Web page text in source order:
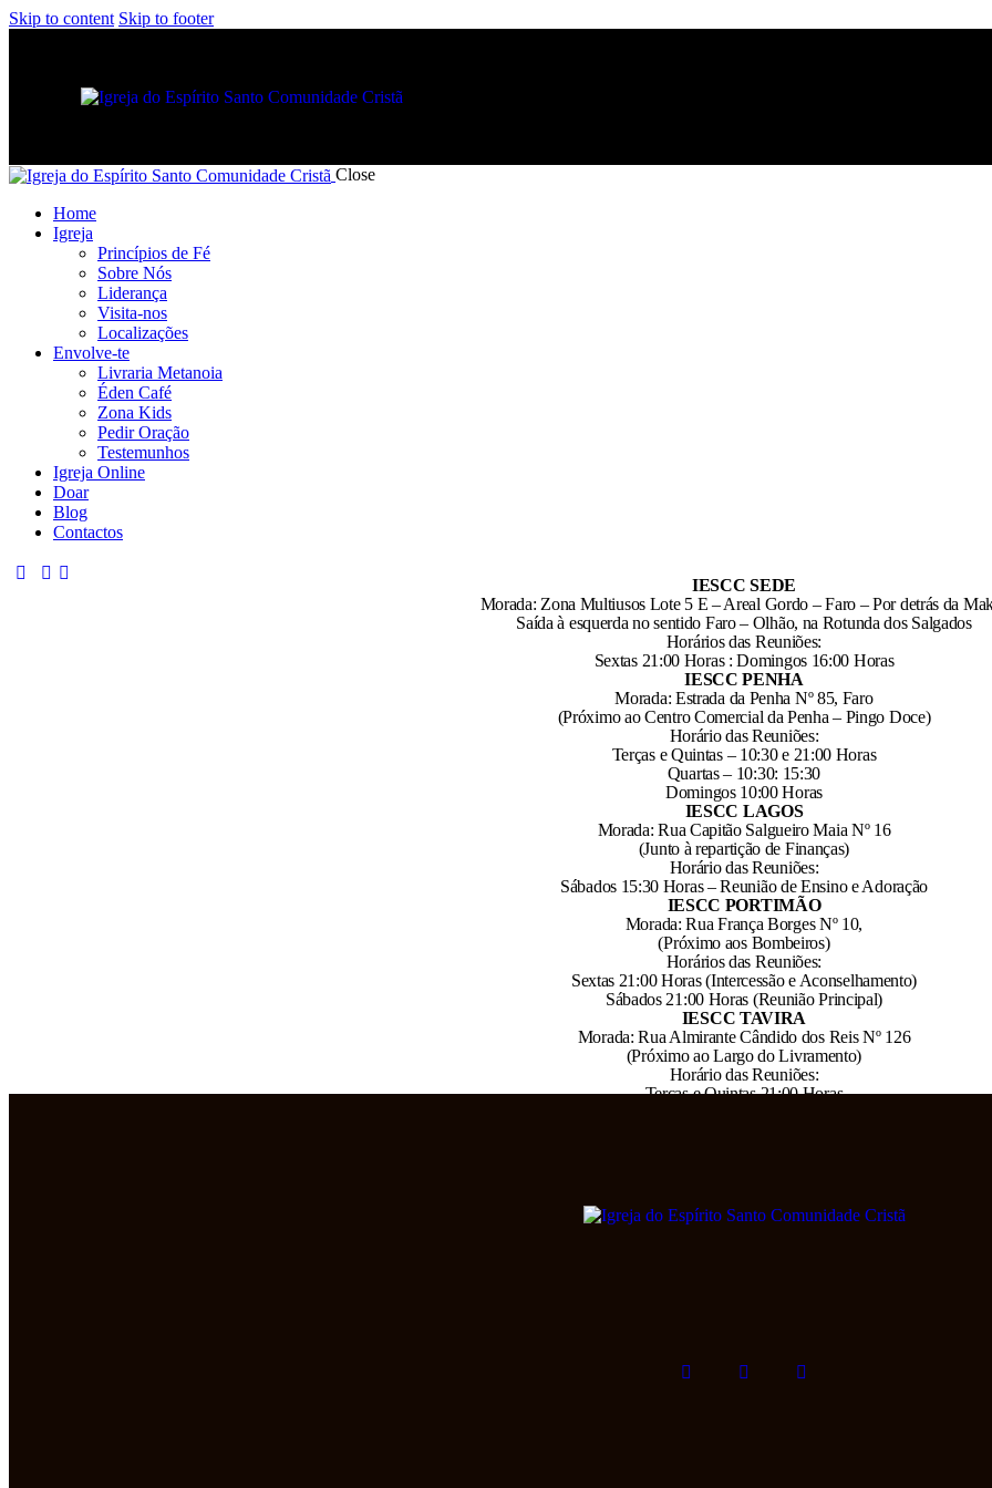
Skip to content Skip to footer
Close
Home
Igreja
Princípios de Fé
Sobre Nós
Liderança
Visita-nos
Localizações
Envolve-te
Livraria Metanoia
Éden Café
Zona Kids
Pedir Oração
Testemunhos
Igreja Online
Doar
Blog
Contactos
IESCC SEDE
Morada: Zona Multiusos Lote 5 E – Areal Gordo – Faro – Por detrás da
Saída à esquerda no sentido Faro – Olhão, na Rotunda dos Salgados
Horários das Reuniões:
Sextas 21:00 Horas : Domingos 16:00 Horas
IESCC PENHA
Morada: Estrada da Penha Nº 85, Faro
(Próximo ao Centro Comercial da Penha – Pingo Doce)
Horário das Reuniões:
Terças e Quintas – 10:30 e 21:00 Horas
Quartas – 10:30: 15:30
Domingos 10:00 Horas
IESCC LAGOS
Morada: Rua Capitão Salgueiro Maia Nº 16
(Junto à repartição de Finanças)
Horário das Reuniões:
Sábados 15:30 Horas – Reunião de Ensino e Adoração
IESCC PORTIMÃO
Morada: Rua França Borges Nº 10,
(Próximo aos Bombeiros)
Horários das Reuniões:
Sextas 21:00 Horas (Intercessão e Aconselhamento)
Sábados 21:00 Horas (Reunião Principal)
IESCC TAVIRA
Morada: Rua Almirante Cândido dos Reis Nº 126
(Próximo ao Largo do Livramento)
Horário das Reuniões:
Terças e Quintas 21:00 Horas